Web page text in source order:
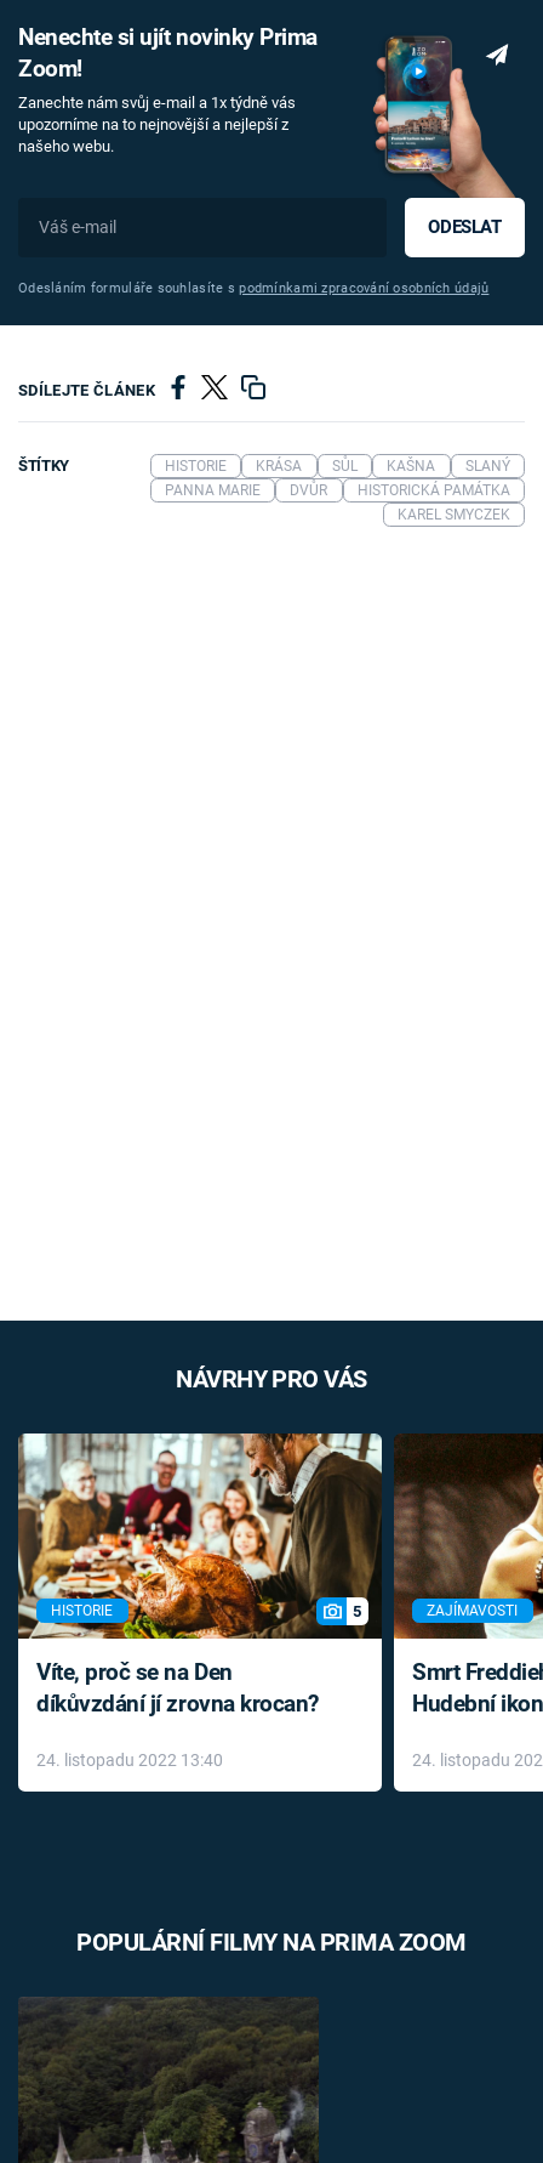
Nenechte si ujít novinky Prima
Zoom!
Zanechte nám svůj e-mail a 1x týdně vás
upozorníme na to nejnovější a nejlepší z
našeho webu.
ODESLAT
Odesláním formuláře souhlasíte spodmínkami zpracování osobních údajů
SDÍLEJTE ČLÁNEK
ŠTÍTKY HISTORIE KRÁSA SŮL KAŠNA
SLANÝ
PANNA MARIE
DVŮR
HISTORICKÁ PAMÁTKA
KAREL SMYCZEK
NÁVRHY PRO VÁS
HISTORIE 5
Víte, proč se na Den
díkůvzdání jí zrovna krocan?
24. listopadu 2022 13:40
ZAJÍMAVOSTI
Smrt
Hudební
léky
24. listopadu
POPULÁRNÍ FILMY NA PRIMA ZOOM